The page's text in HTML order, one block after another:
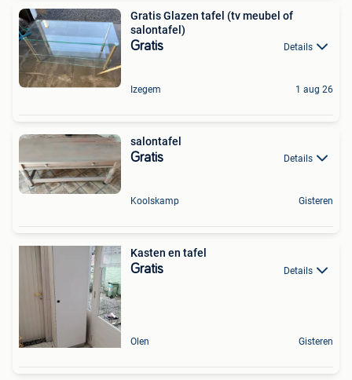
Gratis Glazen tafel (tv meubel of
salontafel)
Gratis Details
Izegem 1 aug 26
salontafel
Gratis Details
Koolskamp Gisteren
Kasten en tafel
Gratis Details
Olen Gisteren